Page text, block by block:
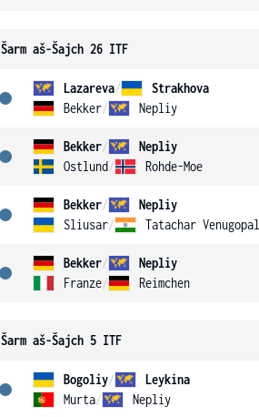
Šarm aš-Šajch 26 ITF
Lazareva/
Strakhova
Bekker/ Nepliy
Bekker/
Nepliy
Ostlund/ Rohde-Moe
Bekker/
Nepliy
Sliusar/ Tatachar Venugopal
Bekker/
Nepliy
Franze/ Reimchen
Šarm aš-Šajch 5 ITF
Bogoliy/
Leykina
Murta/ Nepliy